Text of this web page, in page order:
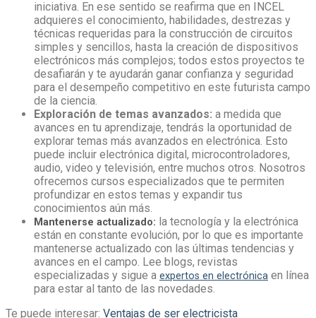
iniciativa. En ese sentido se reafirma que en INCEL
adquieres el conocimiento, habilidades, destrezas y
técnicas requeridas para la construcción de circuitos
simples y sencillos, hasta la creación de dispositivos
electrónicos más complejos; todos estos proyectos te
desafiarán y te ayudarán ganar confianza y seguridad
para el desempeño competitivo en este futurista campo
de la ciencia.
Exploración de temas avanzados: a medida que
avances en tu aprendizaje, tendrás la oportunidad de
explorar temas más avanzados en electrónica. Esto
puede incluir electrónica digital, microcontroladores,
audio, video y televisión, entre muchos otros. Nosotros
ofrecemos cursos especializados que te permiten
profundizar en estos temas y expandir tus
conocimientos aún más.
Mantenerse actualizado: la tecnología y la electrónica
están en constante evolución, por lo que es importante
mantenerse actualizado con las últimas tendencias y
avances en el campo. Lee blogs, revistas
especializadas y sigue a expertos en electrónica en línea
para estar al tanto de las novedades.
Te puede interesar: Ventajas de ser electricista